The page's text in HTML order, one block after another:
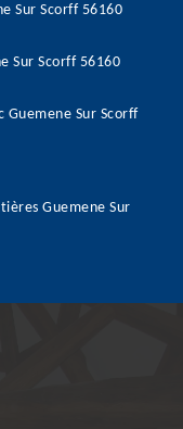
Sur Scorff 56160
Sur Scorff 56160
Sur Scorff
Guemene Sur